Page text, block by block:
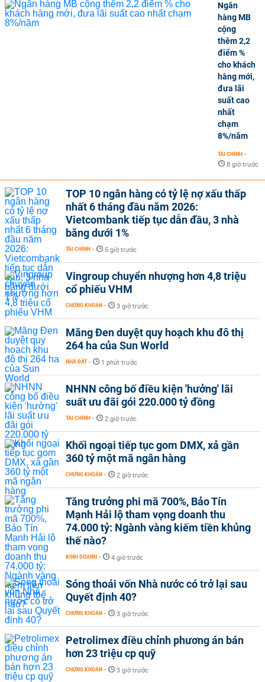
Ngân
hàng MB
cộng
thêm 2,2
điểm %
cho khách
hàng mới,
đưa lãi
suất cao
nhất
chạm
8%/năm
TÀI CHÍNH -
8 giờ trước
TOP 10 ngân hàng có tỷ lệ nợ xấu thấp
nhất 6 tháng đầu năm 2026:
Vietcombank tiếp tục dẫn đầu, 3 nhà
băng dưới 1%
TÀI CHÍNH - 5 giờ trước
Vingroup chuyển nhượng hơn 4,8 triệu
cổ phiếu VHM
CHỨNG KHOÁN - 3 giờ trước
Măng Đen duyệt quy hoạch khu đô thị
264 ha của Sun World
NHÀ ĐẤT - 1 phút trước
NHNN công bố điều kiện 'hưởng' lãi
suất ưu đãi gói 220.000 tỷ đồng
TÀI CHÍNH - 2 giờ trước
Khối ngoại tiếp tục gom DMX, xả gần
360 tỷ một mã ngân hàng
CHỨNG KHOÁN - 2 giờ trước
Tăng trưởng phi mã 700%, Bảo Tín
Mạnh Hải lộ tham vọng doanh thu
74.000 tỷ: Ngành vàng kiếm tiền khủng
thế nào?
KINH DOANH - 4 giờ trước
Sóng thoái vốn Nhà nước có trở lại sau
Quyết định 40?
CHỨNG KHOÁN - 3 giờ trước
Petrolimex điều chỉnh phương án bán
hơn 23 triệu cp quỹ
CHỨNG KHOÁN - 3 giờ trước